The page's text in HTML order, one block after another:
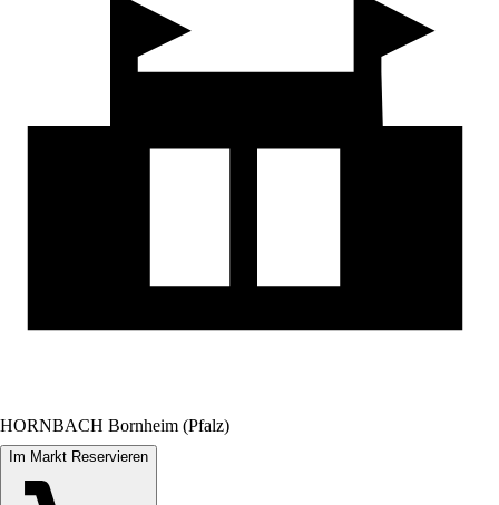
HORNBACH Bornheim (Pfalz)
Im Markt Reservieren